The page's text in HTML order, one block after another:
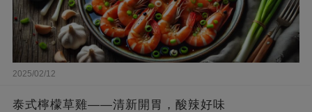
2025/02/12
泰式檸檬草雞——清新開胃，酸辣好味